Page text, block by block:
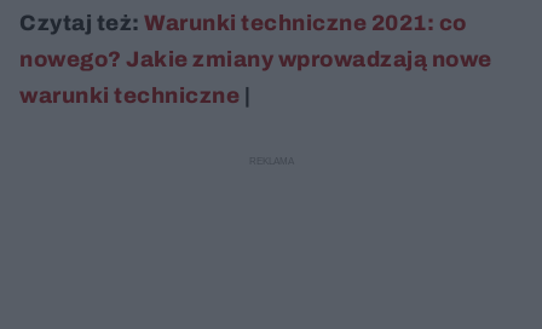
Czytaj też: Warunki techniczne 2021: co
nowego? Jakie zmiany wprowadzają nowe
warunki techniczne |